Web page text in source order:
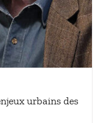
urbains des